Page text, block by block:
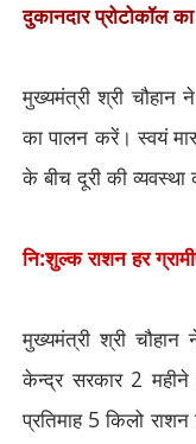
दुकानदार प्रोटोकॉल
मुख्यमंत्री श्री चौहान
का पालन करें। स्वयं
के बीच दूरी की
नि:शुल्क राशन हर
मुख्यमंत्री श्री
केन्द्र सरकार 2
प्रतिमाह 5 किलो राशन